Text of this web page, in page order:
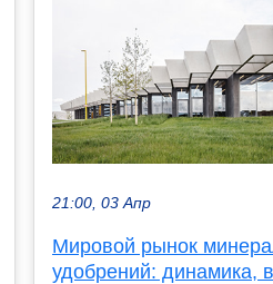
21:00, 03 Апр
Мировой рынок
удобрений: динамика,